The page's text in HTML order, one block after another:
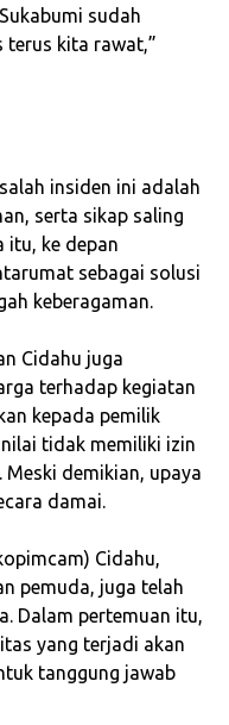
sudah
terus kita rawat,”
insiden ini adalah
serta sikap saling
itu, ke depan
sebagai solusi
keberagaman.
Cidahu juga
terhadap kegiatan
kepada pemilik
tidak memiliki izin
demikian, upaya
damai.
Cidahu,
pemuda, juga telah
Dalam pertemuan itu,
yang terjadi akan
tanggung jawab